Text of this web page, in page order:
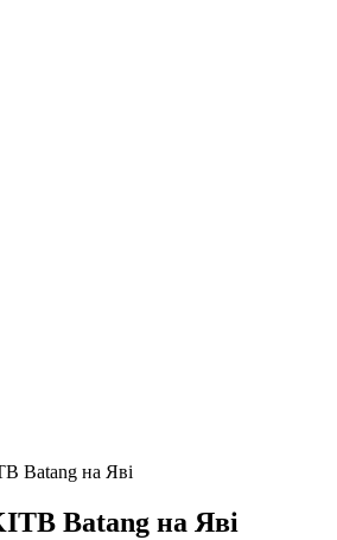
Batang на Яві
Batang на Яві